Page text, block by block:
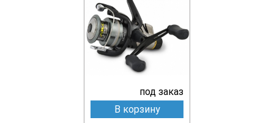
под заказ
В корзину